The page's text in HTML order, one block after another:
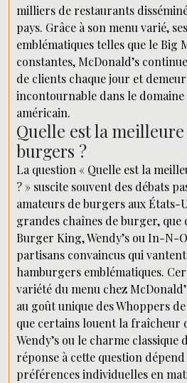
milliers de restaurants
pays. Grâce à son menu varié,
emblématiques telles que le Big
constantes, McDonald’s
de clients chaque jour et
incontournable dans le
américain.
Quelle est la
burgers ?
La question « Quelle est la
? » suscite souvent des débats
amateurs de burgers aux États-
grandes chaînes de burger, que
Burger King, Wendy’s ou In-N-
partisans convaincus qui
hamburgers emblématiques.
variété du menu chez
au goût unique des Whoppers
que certains louent la fraîcheur
Wendy’s ou le charme
réponse à cette question
préférences individuelles en